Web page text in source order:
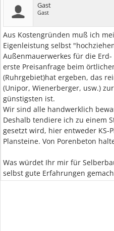
Gast
Gast
Aus Kostengründen muß ich
Eigenleistung selbst
Außenmauerwerkes für die
erste Preisanfrage beim
(Ruhrgebiet)hat ergeben, das
(Unipor, Wienerberger, usw.)
günstigsten ist.
Wir sind alle handwerklich
Deshalb tendiere ich zu einem
gesetzt wird, hier entweder KS-
Plansteine. Von Porenbeton
Was würdet Ihr mir für
selbst gute Erfahrungen